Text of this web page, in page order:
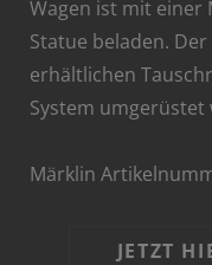
Wagen ist mit einer
Statue beladen.
erhältlichen
System umgerüstet
Märklin
JETZT